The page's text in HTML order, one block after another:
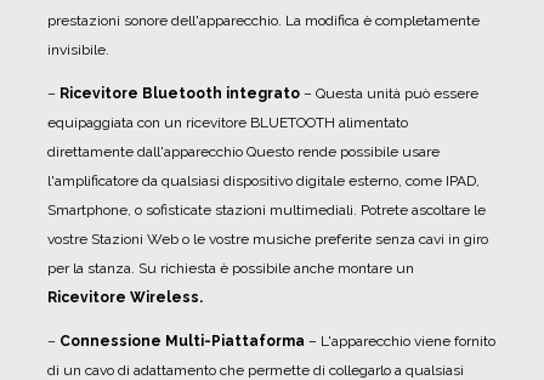
prestazioni sonore dell'apparecchio. La modifica è completamente
invisibile.
– Ricevitore Bluetooth integrato – Questa unità può essere
equipaggiata con un ricevitore BLUETOOTH alimentato
direttamente dall'apparecchio Questo rende possibile usare
l'amplificatore da qualsiasi dispositivo digitale esterno, come IPAD,
Smartphone, o sofisticate stazioni multimediali. Potrete ascoltare le
vostre Stazioni Web o le vostre musiche preferite senza cavi in giro
per la stanza. Su richiesta è possibile anche montare un
Ricevitore Wireless.
– Connessione Multi-Piattaforma – L'apparecchio viene fornito
di un cavo di adattamento che permette di collegarlo a qualsiasi